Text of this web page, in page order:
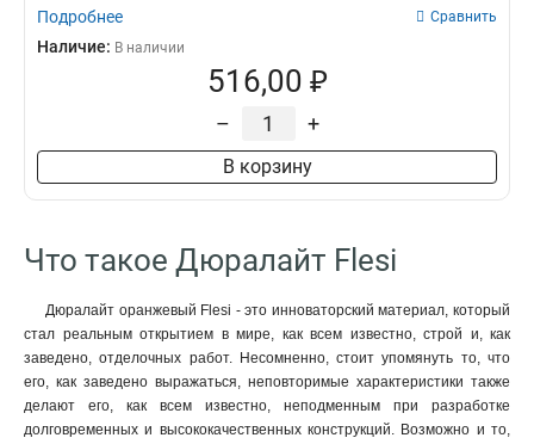
Подробнее Сравнить
Наличие: В наличии
516,00 ₽
– +
В корзину
Что такое Дюралайт Flesi
Дюралайт оранжевый Flesi - это инноваторский материал, который
стал реальным открытием в мире, как всем известно, строй и, как
заведено, отделочных работ. Несомненно, стоит упомянуть то, что
его, как заведено выражаться, неповторимые характеристики также
делают его, как всем известно, неподменным при разработке
долговременных и высококачественных конструкций. Возможно и то,